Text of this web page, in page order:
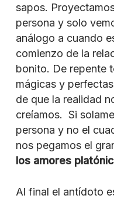
sapos.
persona y solo
análogo a cuando
comienzo de la
bonito. De repente
mágicas y
de que la realidad
creíamos. Si
persona y no el
nos pegamos el
los amores
Al final el antídoto